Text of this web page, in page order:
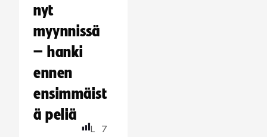
nyt
myynnissä
– hanki
ennen
ensimmäist
ä peliä
L
7